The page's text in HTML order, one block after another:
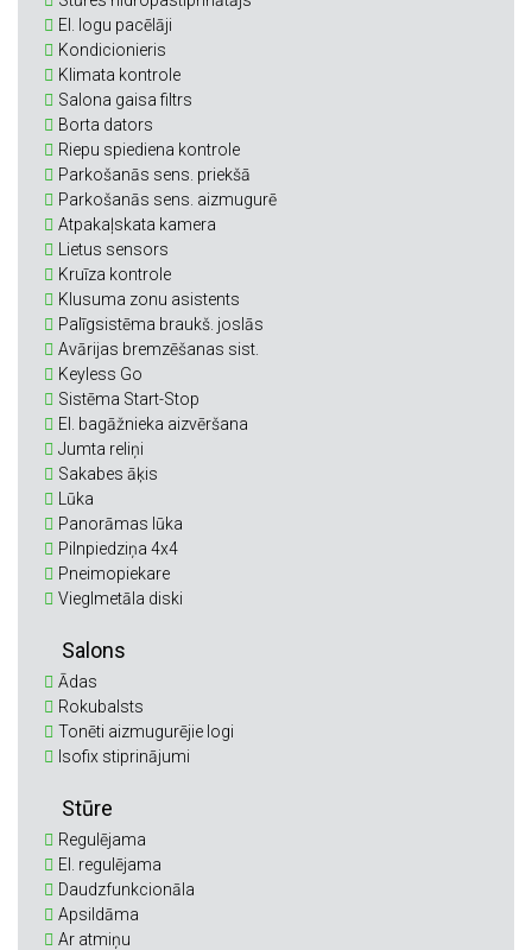
El. logu pacēlāji
Kondicionieris
Klimata kontrole
Salona gaisa filtrs
Borta dators
Riepu spiediena kontrole
Parkošanās sens. priekšā
Parkošanās sens. aizmugurē
Atpakaļskata kamera
Lietus sensors
Kruīza kontrole
Klusuma zonu asistents
Palīgsistēma braukš. joslās
Avārijas bremzēšanas sist.
Keyless Go
Sistēma Start-Stop
El. bagāžnieka aizvēršana
Jumta reliņi
Sakabes āķis
Lūka
Panorāmas lūka
Pilnpiedziņa 4x4
Pneimopiekare
Vieglmetāla diski
Salons
Ādas
Rokubalsts
Tonēti aizmugurējie logi
Isofix stiprinājumi
Stūre
Regulējama
El. regulējama
Daudzfunkcionāla
Apsildāma
Ar atmiņu